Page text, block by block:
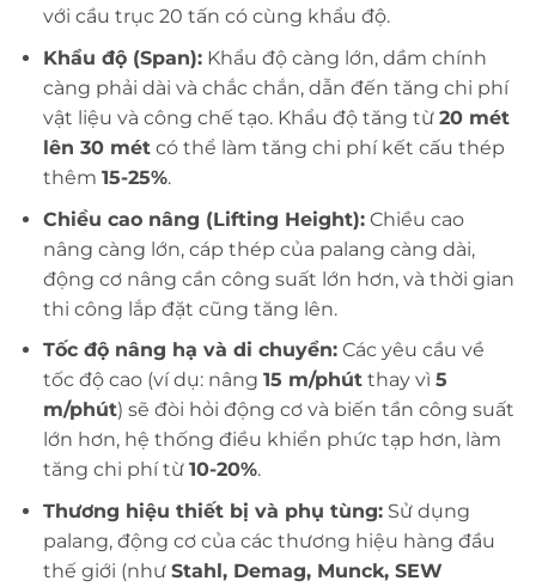
với cầu trục 20 tấn có cùng khẩu độ.
Khẩu độ (Span):Khẩu độ càng lớn, dầm chính
càng phải dài và chắc chắn, dẫn đến tăng chi phí
vật liệu và công chế tạo. Khẩu độ tăng từ 20 mét
lên 30 métcó thể làm tăng chi phí kết cấu thép
thêm 15-25%.
Chiều cao nâng (Lifting Height):Chiều cao
nâng càng lớn, cáp thép của palang càng dài,
động cơ nâng cần công suất lớn hơn, và thời gian
thi công lắp đặt cũng tăng lên.
Tốc độ nâng hạ và di chuyển:Các yêu cầu về
tốc độ cao (ví dụ: nâng 15 m/phútthay vì 5
m/phút) sẽ đòi hỏi động cơ và biến tần công suất
lớn hơn, hệ thống điều khiển phức tạp hơn, làm
tăng chi phí từ 10-20%.
Thương hiệu thiết bị và phụ tùng:Sử dụng
palang, động cơ của các thương hiệu hàng đầu
thế giới (như Stahl, Demag, Munck, SEW